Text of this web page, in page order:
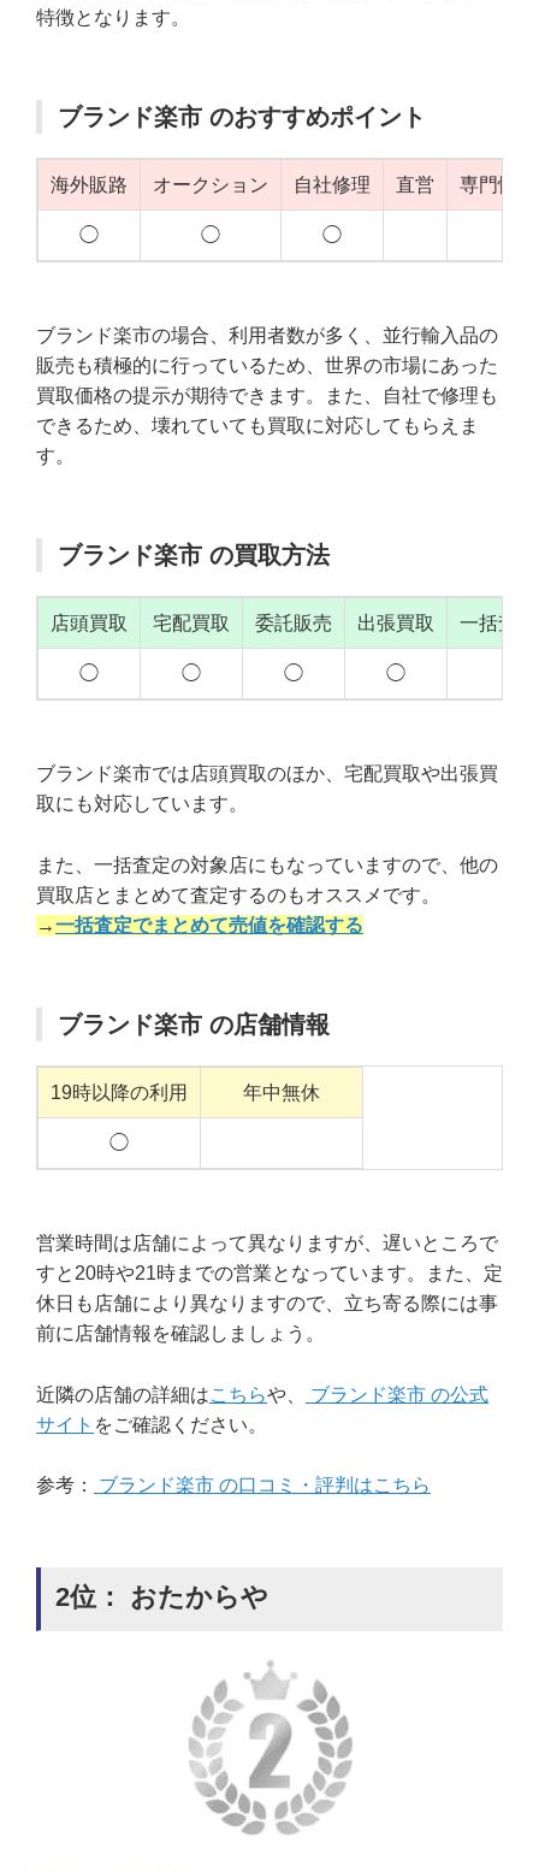
特徴となります。
ブランド楽市 のおすすめポイント
海外販路 オークション 自社修理 直営 専門性
◯ ◯ ◯
ブランド楽市の場合、利用者数が多く、並行輸入品の
販売も積極的に行っているため、世界の市場にあった
買取価格の提示が期待できます。また、自社で修理も
できるため、壊れていても買取に対応してもらえま
す。
ブランド楽市 の買取方法
店頭買取 宅配買取 委託販売 出張買取 一括査定
◯ ◯ ◯ ◯
ブランド楽市では店頭買取のほか、宅配買取や出張買
取にも対応しています。
また、一括査定の対象店にもなっていますので、他の
買取店とまとめて査定するのもオススメです。
→一括査定でまとめて売値を確認する
ブランド楽市 の店舗情報
19時以降の利用 年中無休
◯
営業時間は店舗によって異なりますが、遅いところで
すと20時や21時までの営業となっています。また、定
休日も店舗により異なりますので、立ち寄る際には事
前に店舗情報を確認しましょう。
近隣の店舗の詳細はこちらや、
ブランド楽市 の公式
サイト をご確認ください。
参考： ブランド楽市 の口コミ・評判はこちら
2位： おたからや